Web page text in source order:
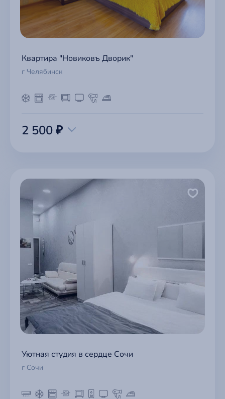
Квартира "Новиковъ Дворик"
г Челябинск
2 500 ₽
Уютная студия в сердце Сочи
г Сочи